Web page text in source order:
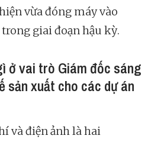
vừa đóng máy vào
giai đoạn hậu kỳ.
ở vai trò Giám đốc sáng
sản xuất cho các dự án
và điện ảnh là hai